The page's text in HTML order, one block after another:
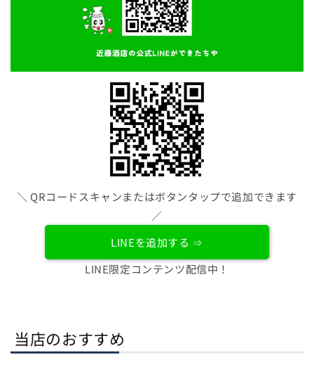
＼ QRコードスキャンまたはボタンタップで追加できます
／
LINEを追加する ⇒
LINE限定コンテンツ配信中！
当店のおすすめ